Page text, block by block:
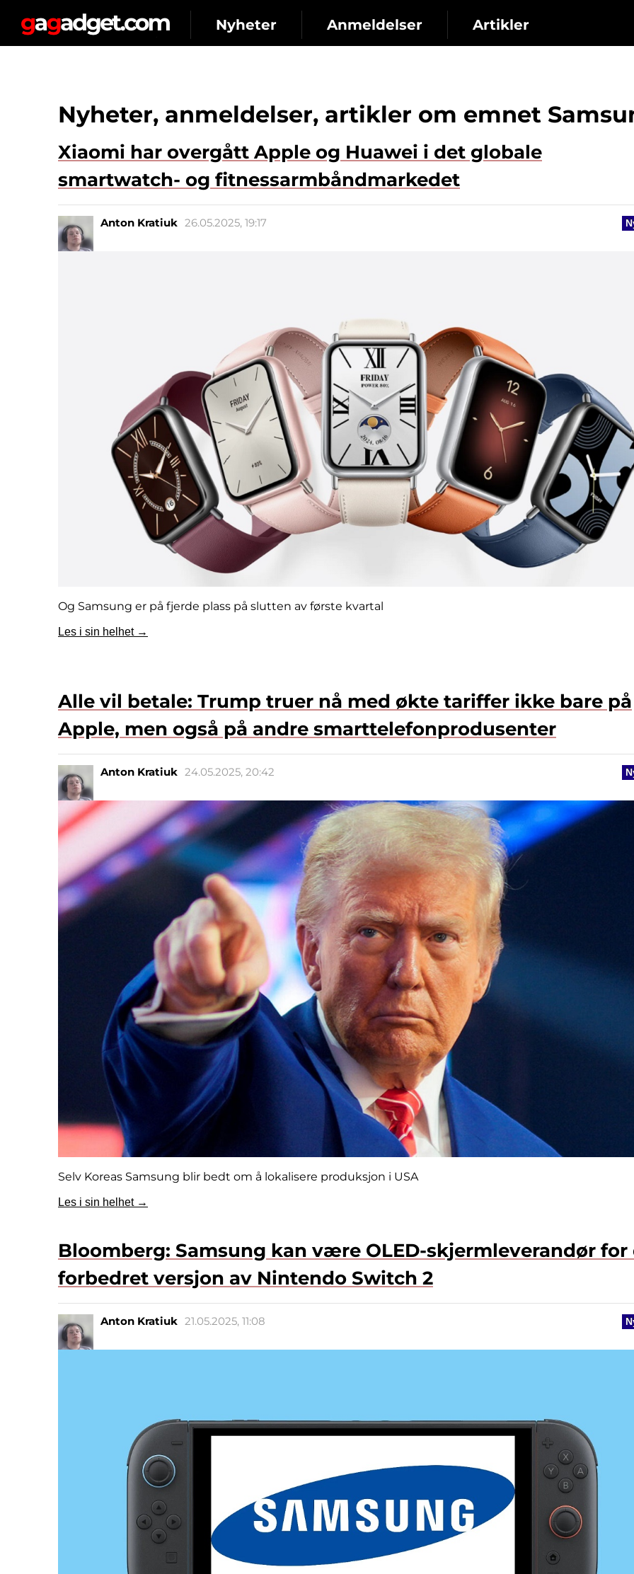
Nyheter Anmeldelser Artikler
Nyheter, anmeldelser, artikler om emnet
Xiaomi har overgått Apple og Huawei i det globale
smartwatch- og fitnessarmbåndmarkedet
Anton Kratiuk 26.05.2025, 19:17
Og Samsung er på fjerde plass på slutten av første kvartal
Les i sin helhet →
Alle vil betale: Trump truer nå med økte tariffer ikke bare på
Apple, men også på andre smarttelefonprodusenter
Anton Kratiuk 24.05.2025, 20:42
Selv Koreas Samsung blir bedt om å lokalisere produksjon i USA
Les i sin helhet →
Bloomberg: Samsung kan være OLED-skjermleverandør for
forbedret versjon av Nintendo Switch 2
Anton Kratiuk 21.05.2025, 11:08